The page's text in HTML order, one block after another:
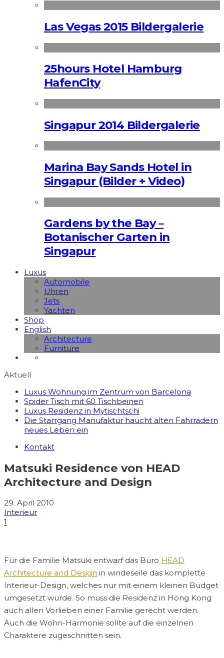
Las Vegas 2015 Bildergalerie
25hours Hotel Hamburg
HafenCity
Singapur 2014 Bildergalerie
Marina Bay Sands Hotel in
Singapur (Bilder + Video)
Gardens by the Bay –
Botanischer Garten in
Singapur
Luxus
Automobile
Uhren
Jets
Yachten
Shop
English
Architecture
Furniture
Aktuell
Luxus Wohnung im Zentrum von Barcelona
Spider Tisch mit 60 Tischbeinen
Luxus Residenz in Mytischtschi
Die Starrgang Manufaktur haucht alten Fahrrädern
neues Leben ein
Kontakt
Matsuki Residence von HEAD
Architecture and Design
29. April 2010
Interieur
1
Für die Familie Matsuki entwarf das Büro HEAD
Architecture and Design in windeseile das komplette
Interieur-Design, welches nur mit einem kleinen Budget
umgesetzt wurde. So muss die Residenz in Hong Kong
auch allen Vorlieben einer Familie gerecht werden.
Auch die Wohn-Harmonie sollte auf die einzelnen
Charaktere zugeschnitten sein.